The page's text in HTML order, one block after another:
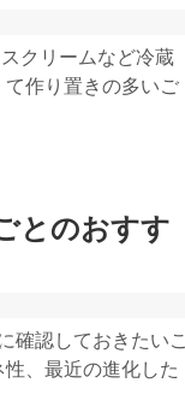
クリームなど冷蔵
作り置きの多いご
とのおすす
確認しておきたいこ
、最近の進化した